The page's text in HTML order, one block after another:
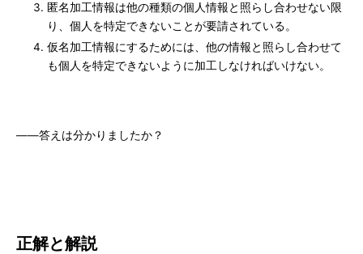
匿名加工情報は他の種類の個人情報と照らし合わせない限
り、個人を特定できないことが要請されている。
仮名加工情報にするためには、他の情報と照らし合わせて
も個人を特定できないように加工しなければいけない。
――答えは分かりましたか？
正解と解説